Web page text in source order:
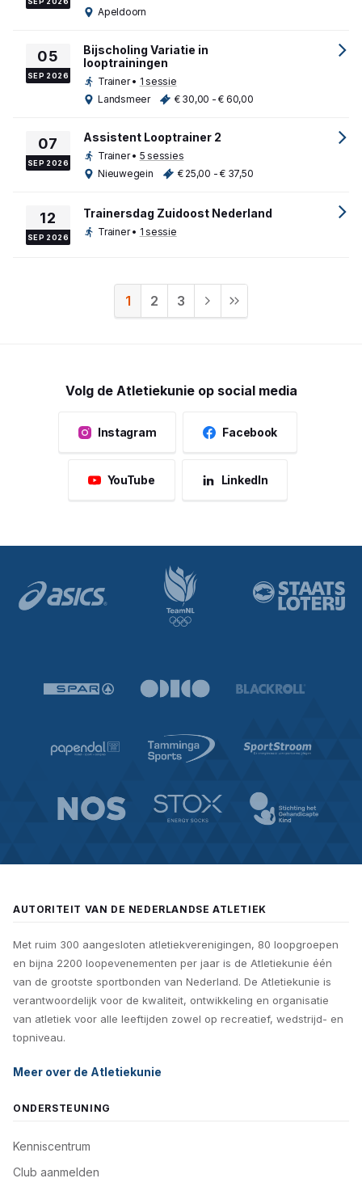
Apeldoorn
05
SEP 2026
Bijscholing Variatie in
looptrainingen
Trainer • 1 sessie
Landsmeer
€ 30,00 - € 60,00
07
SEP 2026
Assistent Looptrainer 2
Trainer • 5 sessies
Nieuwegein
€ 25,00 - € 37,50
12
SEP 2026
Trainersdag Zuidoost Nederland
Trainer • 1 sessie
1 2 3
Volg de Atletiekunie op social media
Instagram Facebook
YouTube LinkedIn
AUTORITEIT VAN DE NEDERLANDSE ATLETIEK
Met ruim 300 aangesloten atletiekverenigingen, 80 loopgroepen
en bijna 2200 loopevenementen per jaar is de Atletiekunie één
van de grootste sportbonden van Nederland. De Atletiekunie is
verantwoordelijk voor de kwaliteit, ontwikkeling en organisatie
van atletiek voor alle leeftijden zowel op recreatief, wedstrijd- en
topniveau.
Meer over de Atletiekunie
ONDERSTEUNING
Kenniscentrum
Club aanmelden